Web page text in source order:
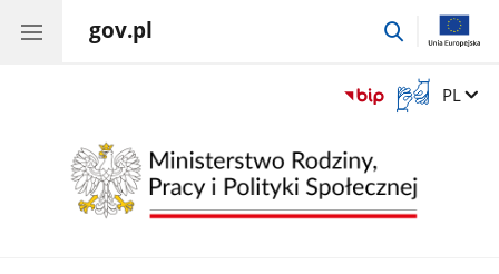
gov.pl
przejdź
Otwórz
okno
języka
migowego
Zmień
PL